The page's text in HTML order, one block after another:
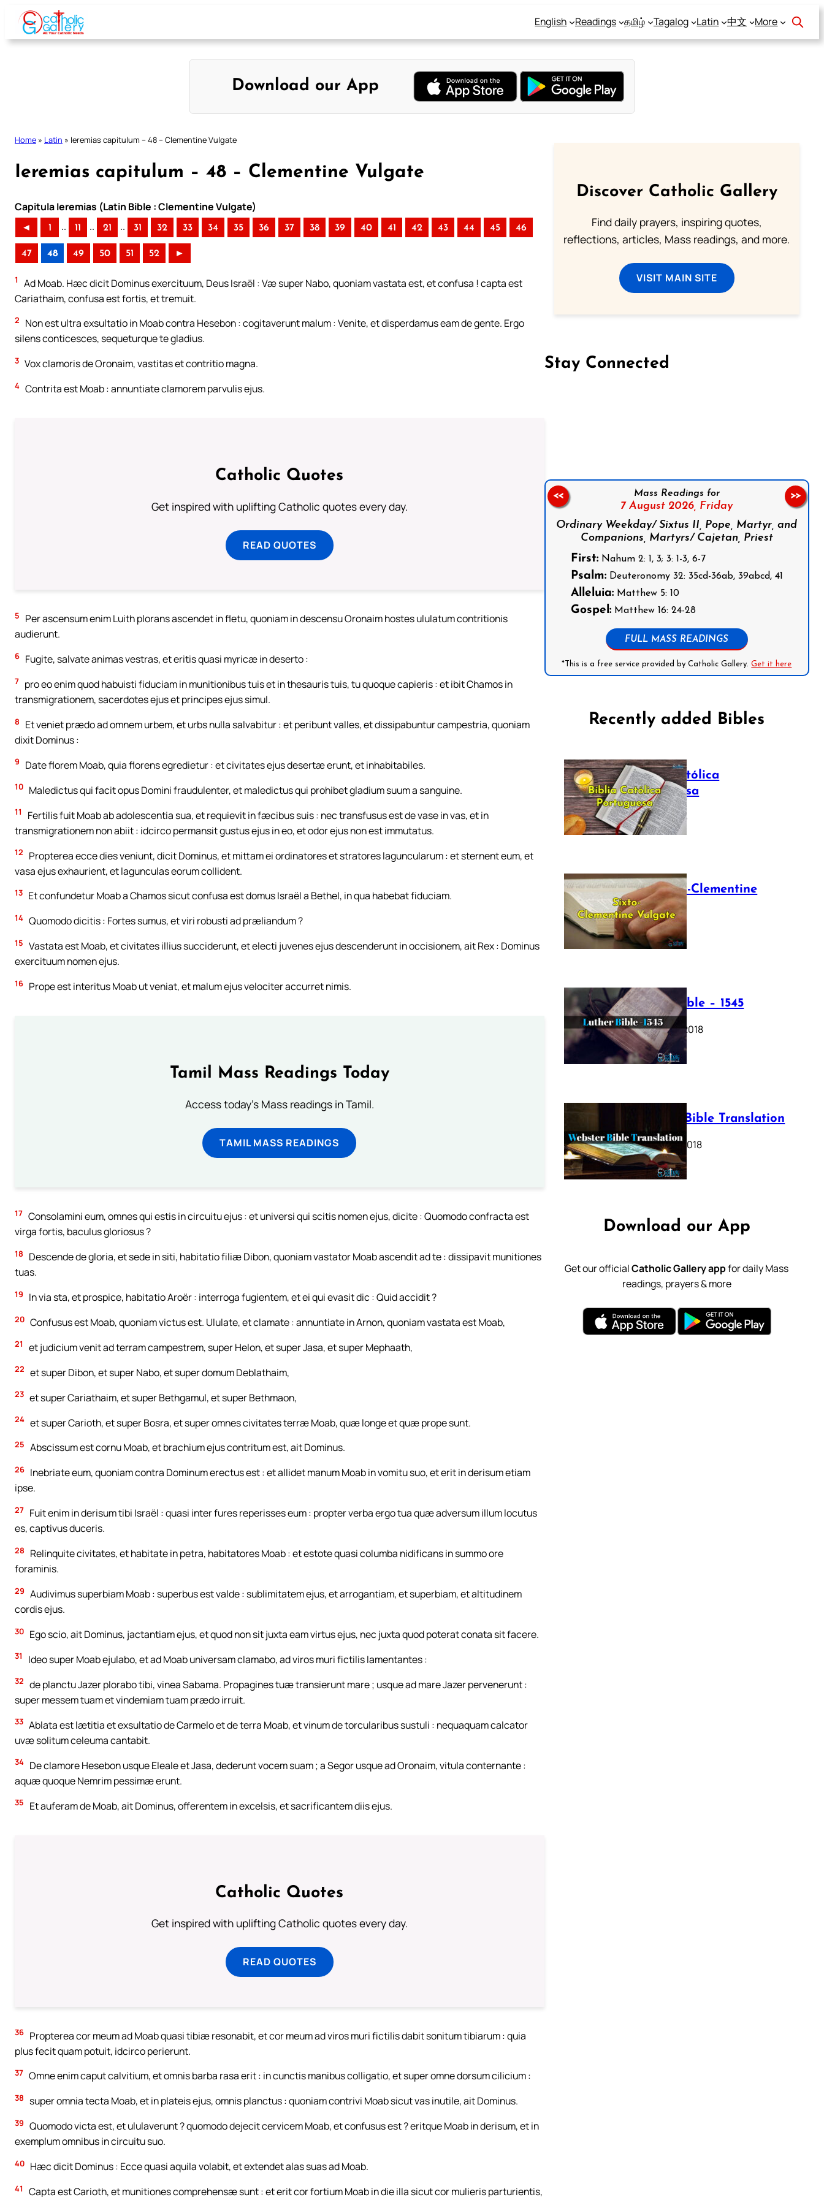
Skip
content
English Readings தமிழ் Tagalog Latin 中文 More
Download our App
Home » Latin » Ieremias capitulum – 48 – Clementine Vulgate
Ieremias capitulum – 48 – Clementine Vulgate
Capitula Ieremias (Latin Bible : Clementine Vulgate)
◄ 1 .. 11 .. 21 .. 31 32 33 34 35 36 37 38 39 40 41 42 43 44 45 46
47 48 49 50 51 52 ►
1
Ad Moab. Hæc dicit Dominus exercituum, Deus Israël : Væ super Nabo, quoniam vastata est, et confusa ! capta est
Cariathaim, confusa est fortis, et tremuit.
2
Non est ultra exsultatio in Moab contra Hesebon : cogitaverunt malum : Venite, et disperdamus eam de gente. Ergo
silens conticesces, sequeturque te gladius.
3 Vox clamoris de Oronaim, vastitas et contritio magna.
4 Contrita est Moab : annuntiate clamorem parvulis ejus.
Catholic Quotes
Get inspired with uplifting Catholic quotes every day.
READ QUOTES
5
Per ascensum enim Luith plorans ascendet in fletu, quoniam in descensu Oronaim hostes ululatum contritionis
audierunt.
6 Fugite, salvate animas vestras, et eritis quasi myricæ in deserto :
7 pro eo enim quod habuisti fiduciam in munitionibus tuis et in thesauris tuis, tu quoque capieris : et ibit Chamos in
transmigrationem, sacerdotes ejus et principes ejus simul.
8
Et veniet prædo ad omnem urbem, et urbs nulla salvabitur : et peribunt valles, et dissipabuntur campestria, quoniam
dixit Dominus :
9 Date florem Moab, quia florens egredietur : et civitates ejus desertæ erunt, et inhabitabiles.
10 Maledictus qui facit opus Domini fraudulenter, et maledictus qui prohibet gladium suum a sanguine.
11
Fertilis fuit Moab ab adolescentia sua, et requievit in fæcibus suis : nec transfusus est de vase in vas, et in
transmigrationem non abiit : idcirco permansit gustus ejus in eo, et odor ejus non est immutatus.
12
Propterea ecce dies veniunt, dicit Dominus, et mittam ei ordinatores et stratores laguncularum : et sternent eum, et
vasa ejus exhaurient, et lagunculas eorum collident.
13 Et confundetur Moab a Chamos sicut confusa est domus Israël a Bethel, in qua habebat fiduciam.
14 Quomodo dicitis : Fortes sumus, et viri robusti ad præliandum ?
15 Vastata est Moab, et civitates illius succiderunt, et electi juvenes ejus descenderunt in occisionem, ait Rex : Dominus
exercituum nomen ejus.
16 Prope est interitus Moab ut veniat, et malum ejus velociter accurret nimis.
Tamil Mass Readings Today
Access today's Mass readings in Tamil.
TAMIL MASS READINGS
17 Consolamini eum, omnes qui estis in circuitu ejus : et universi qui scitis nomen ejus, dicite : Quomodo confracta est
virga fortis, baculus gloriosus ?
18
Descende de gloria, et sede in siti, habitatio filiæ Dibon, quoniam vastator Moab ascendit ad te : dissipavit munitiones
tuas.
19 In via sta, et prospice, habitatio Aroër : interroga fugientem, et ei qui evasit dic : Quid accidit ?
20 Confusus est Moab, quoniam victus est. Ululate, et clamate : annuntiate in Arnon, quoniam vastata est Moab,
21 et judicium venit ad terram campestrem, super Helon, et super Jasa, et super Mephaath,
22 et super Dibon, et super Nabo, et super domum Deblathaim,
23 et super Cariathaim, et super Bethgamul, et super Bethmaon,
24 et super Carioth, et super Bosra, et super omnes civitates terræ Moab, quæ longe et quæ prope sunt.
25 Abscissum est cornu Moab, et brachium ejus contritum est, ait Dominus.
26 Inebriate eum, quoniam contra Dominum erectus est : et allidet manum Moab in vomitu suo, et erit in derisum etiam
ipse.
27 Fuit enim in derisum tibi Israël : quasi inter fures reperisses eum : propter verba ergo tua quæ adversum illum locutus
es, captivus duceris.
28
Relinquite civitates, et habitate in petra, habitatores Moab : et estote quasi columba nidificans in summo ore
foraminis.
29 Audivimus superbiam Moab : superbus est valde : sublimitatem ejus, et arrogantiam, et superbiam, et altitudinem
cordis ejus.
30 Ego scio, ait Dominus, jactantiam ejus, et quod non sit juxta eam virtus ejus, nec juxta quod poterat conata sit facere.
31 Ideo super Moab ejulabo, et ad Moab universam clamabo, ad viros muri fictilis lamentantes :
32 de planctu Jazer plorabo tibi, vinea Sabama. Propagines tuæ transierunt mare ; usque ad mare Jazer pervenerunt :
super messem tuam et vindemiam tuam prædo irruit.
33 Ablata est lætitia et exsultatio de Carmelo et de terra Moab, et vinum de torcularibus sustuli : nequaquam calcator
uvæ solitum celeuma cantabit.
34 De clamore Hesebon usque Eleale et Jasa, dederunt vocem suam ; a Segor usque ad Oronaim, vitula conternante :
aquæ quoque Nemrim pessimæ erunt.
35 Et auferam de Moab, ait Dominus, offerentem in excelsis, et sacrificantem diis ejus.
Catholic Quotes
Get inspired with uplifting Catholic quotes every day.
READ QUOTES
36 Propterea cor meum ad Moab quasi tibiæ resonabit, et cor meum ad viros muri fictilis dabit sonitum tibiarum : quia
plus fecit quam potuit, idcirco perierunt.
37 Omne enim caput calvitium, et omnis barba rasa erit : in cunctis manibus colligatio, et super omne dorsum cilicium :
38 super omnia tecta Moab, et in plateis ejus, omnis planctus : quoniam contrivi Moab sicut vas inutile, ait Dominus.
39 Quomodo victa est, et ululaverunt ? quomodo dejecit cervicem Moab, et confusus est ? eritque Moab in derisum, et in
exemplum omnibus in circuitu suo.
40 Hæc dicit Dominus : Ecce quasi aquila volabit, et extendet alas suas ad Moab.
41 Capta est Carioth, et munitiones comprehensæ sunt : et erit cor fortium Moab in die illa sicut cor mulieris parturientis,
Discover Catholic Gallery
Find daily prayers, inspiring quotes,
reflections, articles, Mass readings, and more.
VISIT MAIN SITE
Stay Connected
Mass Readings for
7 August 2026, Friday
Ordinary Weekday/ Sixtus II, Pope, Martyr, and
Companions, Martyrs/ Cajetan, Priest
First:Nahum 2: 1, 3; 3: 1-3, 6-7
Psalm:Deuteronomy 32: 35cd-36ab, 39abcd, 41
Alleluia:Matthew 5: 10
Gospel:Matthew 16: 24-28
FULL MASS READINGS
*This is a free service provided by Catholic Gallery.Get it here
<< >>
Recently added Bibles
Bíblia Católica
Portuguesa
July 16, 2025
The Sixto-Clementine
Vulgate
July 12, 2025
Luther Bible – 1545
October 17, 2018
Webster Bible Translation
October 11, 2018
Download our App
Get our officialCatholic Gallery appfor daily Mass
readings, prayers & more